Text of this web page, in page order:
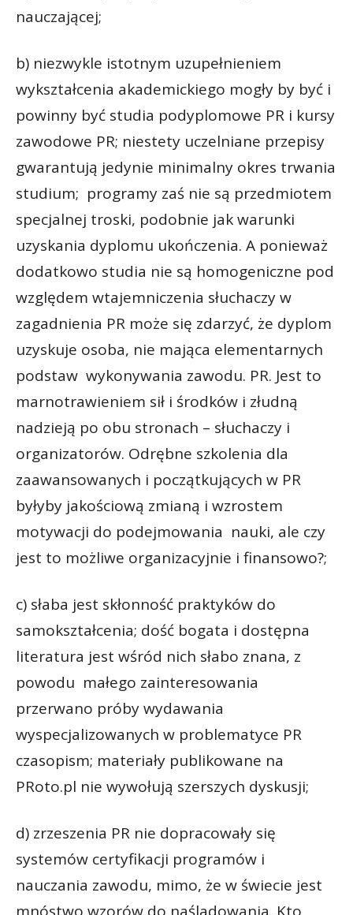
nauczającej;
b) niezwykle istotnym uzupełnieniem
wykształcenia akademickiego mogły by być i
powinny być studia podyplomowe PR i kursy
zawodowe PR; niestety uczelniane przepisy
gwarantują jedynie minimalny okres trwania
studium; programy zaś nie są przedmiotem
specjalnej troski, podobnie jak warunki
uzyskania dyplomu ukończenia. A ponieważ
dodatkowo studia nie są homogeniczne pod
względem wtajemniczenia słuchaczy w
zagadnienia PR może się zdarzyć, że dyplom
uzyskuje osoba, nie mająca elementarnych
podstaw wykonywania zawodu. PR. Jest to
marnotrawieniem sił i środków i złudną
nadzieją po obu stronach – słuchaczy i
organizatorów. Odrębne szkolenia dla
zaawansowanych i początkujących w PR
byłyby jakościową zmianą i wzrostem
motywacji do podejmowania nauki, ale czy
jest to możliwe organizacyjnie i finansowo?;
c) słaba jest skłonność praktyków do
samokształcenia; dość bogata i dostępna
literatura jest wśród nich słabo znana, z
powodu małego zainteresowania
przerwano próby wydawania
wyspecjalizowanych w problematyce PR
czasopism; materiały publikowane na
PRoto.pl nie wywołują szerszych dyskusji;
d) zrzeszenia PR nie dopracowały się
systemów certyfikacji programów i
nauczania zawodu, mimo, że w świecie jest